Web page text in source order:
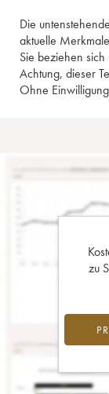
Die
aktuelle
Sie beziehen
Achtung, dieser
Ohne
zu